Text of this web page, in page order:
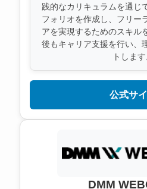
践的なカリキュラムを通じ
フォリオを作成し、フリー
アを実現するためのスキル
後もキャリア支援を行い、
トします
公式サ
DMM